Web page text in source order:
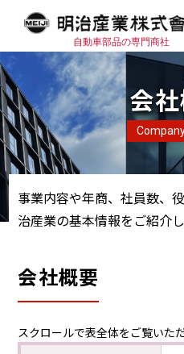
自動車部品の専門商社
会
事業内容や年商、社員数、
治産業の基本情報をご紹介し
会社概要
スクロールで表全体をご覧いただ